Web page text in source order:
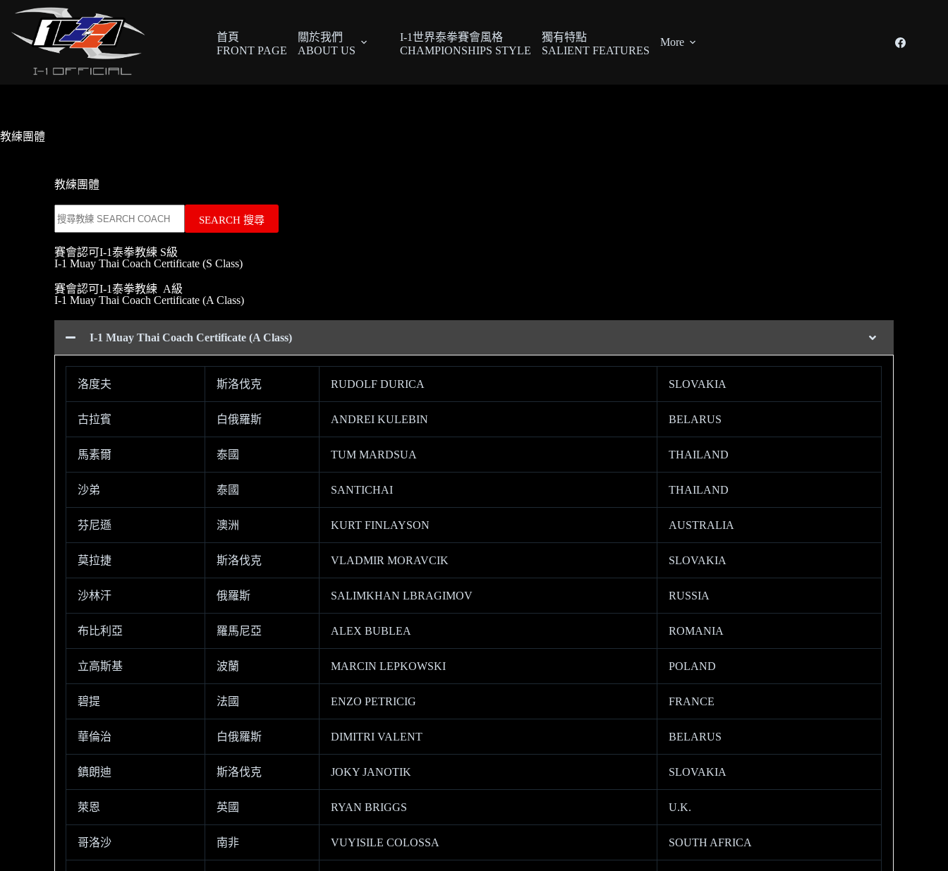
首頁
FRONT PAGE
關於我們
ABOUT US
I-1世界泰拳賽會風格
CHAMPIONSHIPS STYLE
獨有特點
SALIENT FEATURES
More
教練團體
教練團體
賽會認可I-1泰拳教練 S級
I-1 Muay Thai Coach Certificate (S Class)
賽會認可I-1泰拳教練 A級
I-1 Muay Thai Coach Certificate (A Class)
I-1 Muay Thai Coach Certificate (A Class)
洛度夫 斯洛伐克 RUDOLF DURICA SLOVAKIA
古拉賓 白俄羅斯 ANDREI KULEBIN BELARUS
馬素爾 泰國 TUM MARDSUA THAILAND
沙弟 泰國 SANTICHAI THAILAND
芬尼遜 澳洲 KURT FINLAYSON AUSTRALIA
莫拉捷 斯洛伐克 VLADMIR MORAVCIK SLOVAKIA
沙林汗 俄羅斯 SALIMKHAN LBRAGIMOV RUSSIA
布比利亞 羅馬尼亞 ALEX BUBLEA ROMANIA
立高斯基 波蘭 MARCIN LEPKOWSKI POLAND
碧提 法國 ENZO PETRICIG FRANCE
華倫治 白俄羅斯 DIMITRI VALENT BELARUS
鎮朗迪 斯洛伐克 JOKY JANOTIK SLOVAKIA
萊恩 英國 RYAN BRIGGS U.K.
哥洛沙 南非 VUYISILE COLOSSA SOUTH AFRICA